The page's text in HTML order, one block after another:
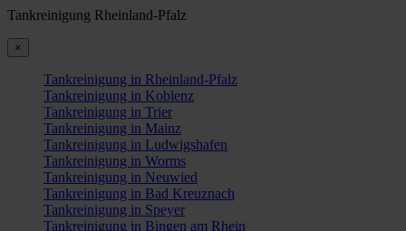
Tankreinigung Rheinland-Pfalz
×
Tankreinigung in Rheinland-Pfalz
Tankreinigung in Koblenz
Tankreinigung in Trier
Tankreinigung in Mainz
Tankreinigung in Ludwigshafen
Tankreinigung in Worms
Tankreinigung in Neuwied
Tankreinigung in Bad Kreuznach
Tankreinigung in Speyer
Tankreinigung in Bingen am Rhein